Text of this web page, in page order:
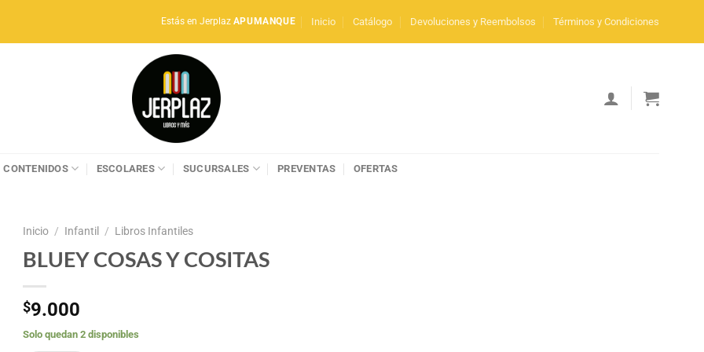
Estás en Jerplaz APUMANQUE Inicio Catálogo Devoluciones y Reembolsos Términos y Condiciones
CONTENIDOS ESCOLARES SUCURSALES PREVENTAS OFERTAS
Inicio / Infantil / Libros Infantiles
BLUEY COSAS Y COSITAS
$9.000
Solo quedan 2 disponibles